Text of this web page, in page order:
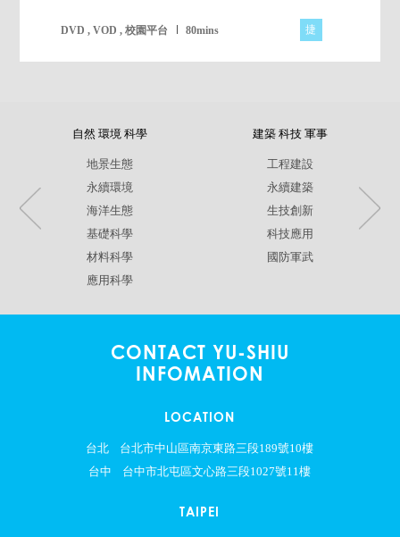
DVD , VOD , 校園平台 80mins 捷
自然 環境 科學
地景生態
永續環境
海洋生態
基礎科學
材料科學
應用科學
建築 科技 軍事
工程建設
永續建築
生技創新
科技應用
國防軍武
CONTACT YU-SHIU
INFOMATION
LOCATION
台北
台北市中山區南京東路三段189號10樓
台中
台中市北屯區文心路三段1027號11樓
TAIPEI